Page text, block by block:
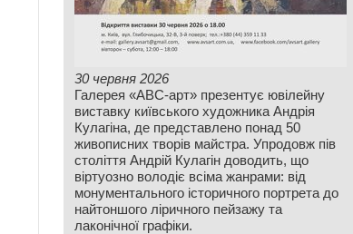
30 червня 2026
Галерея «АВС-арт» презентує ювілейну
виставку київського художника Андрія
Кулагіна, де представлено понад 50
живописних творів майстра. Упродовж пів
століття Андрій Кулагін доводить, що
віртуозно володіє всіма жанрами: від
монументального історичного портрета до
найтоншого ліричного пейзажу та
лаконічної графіки.